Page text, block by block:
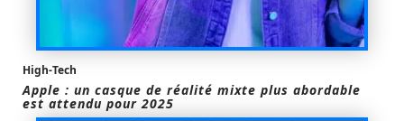
High-Tech
Apple : un casque de réalité mixte plus abordable
est attendu pour 2025